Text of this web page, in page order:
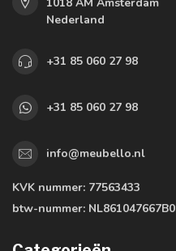
Nederland
+31 85 060 27 98
+31 85 060 27 98
info@meubello.nl
KVK nummer: 77563433
btw-nummer: